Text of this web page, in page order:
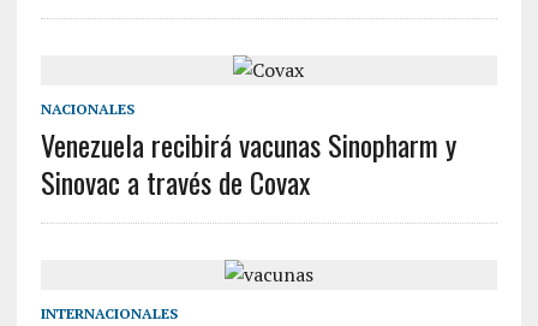
NACIONALES
Venezuela recibirá vacunas Sinopharm y
Sinovac a través de Covax
INTERNACIONALES